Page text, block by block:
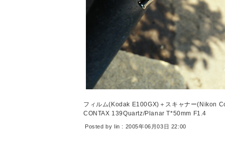
フィルム(Kodak E100GX)＋スキャナー(Nikon
CONTAX 139Quartz/Planar T*50mm F1.4
Posted by lin : 2005年06月03日 22:00